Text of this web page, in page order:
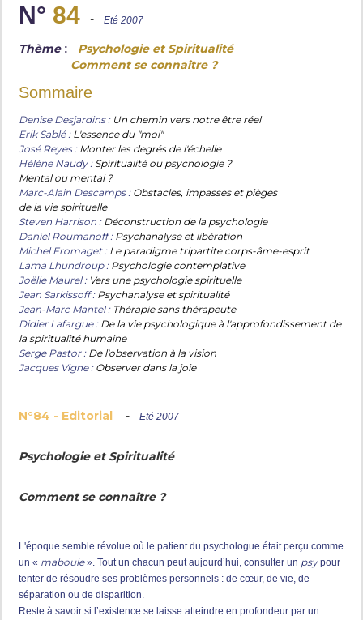
N° 84 - Eté 2007
Thème :
Psychologie et Spiritualité
Comment se connaître ?
Sommaire
Denise Desjardins : Un chemin vers notre être réel
Erik Sablé : L'essence du "moi"
José Reyes : Monter les degrés de l'échelle
Hélène Naudy : Spiritualité ou psychologie ?
Mental ou mental ?
Marc-Alain Descamps : Obstacles, impasses et pièges
de la vie spirituelle
Steven Harrison : Déconstruction de la psychologie
Daniel Roumanoff : Psychanalyse et libération
Michel Fromaget : Le paradigme tripartite corps-âme-esprit
Lama Lhundroup : Psychologie contemplative
Joëlle Maurel : Vers une psychologie spirituelle
Jean Sarkissoff : Psychanalyse et spiritualité
Jean-Marc Mantel : Thérapie sans thérapeute
Didier Lafargue : De la vie psychologique à l'approfondissement de
la spiritualité humaine
Serge Pastor : De l'observation à la vision
Jacques Vigne : Observer dans la joie
N°84 - Editorial - Eté 2007
Psychologie et Spiritualité
Comment se connaître ?
L'époque semble révolue où le patient du psychologue était perçu comme
un « maboule ». Tout un chacun peut aujourd’hui, consulter un psy pour
tenter de résoudre ses problèmes personnels : de cœur, de vie, de
séparation ou de disparition.
Reste à savoir si l’existence se laisse atteindre en profondeur par un